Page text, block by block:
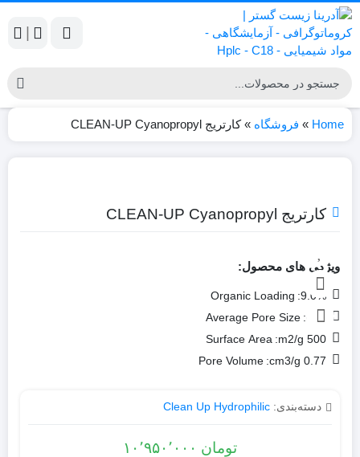
Home
» فروشگاه »کارتریج CLEAN-UP Cyanopropyl
کارتریج CLEAN-UP Cyanopropyl
ویژگی های محصول:
9.0%:
Organic Loading
Average Pore Size
500 m2/g:
Surface Area
0.77 cm3/g:
Pore Volume
دسته‌بندی: Clean Up Hydrophilic
تومان